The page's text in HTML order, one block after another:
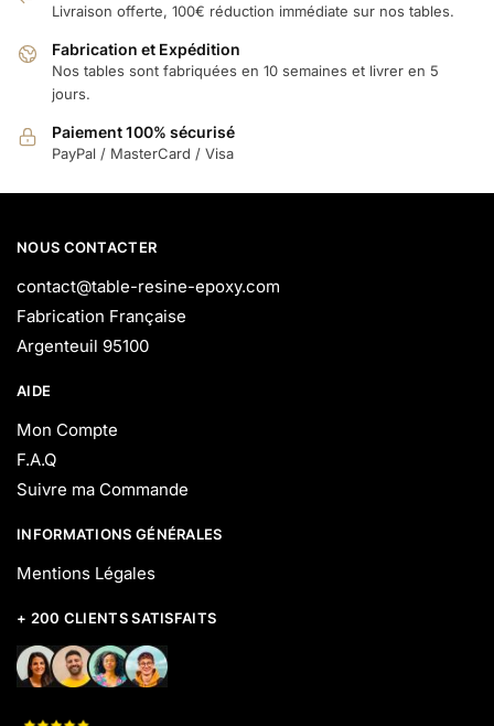
Livraison offerte, 100€ réduction immédiate sur nos tables.
Fabrication et Expédition
Nos tables sont fabriquées en 10 semaines et livrer en 5
jours.
Paiement 100% sécurisé
PayPal / MasterCard / Visa
NOUS CONTACTER
contact@table-resine-epoxy.com
Fabrication Française
Argenteuil 95100
AIDE
Mon Compte
F.A.Q
Suivre ma Commande
INFORMATIONS GÉNÉRALES
Mentions Légales
+ 200 CLIENTS SATISFAITS